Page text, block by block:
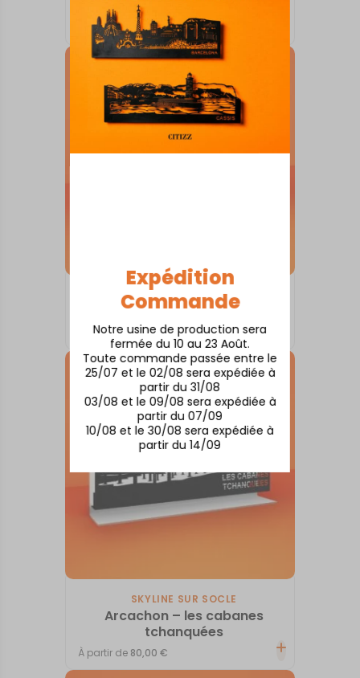
Expédition
Commande
Notre usine de production sera
fermée du 10 au 23 Août.
Toute commande passée entre le
25/07 et le 02/08 sera expédiée à
partir du 31/08
03/08 et le 09/08 sera expédiée à
partir du 07/09
10/08 et le 30/08 sera expédiée à
partir du 14/09
Argenton-sur-Creuse
À partir de80,00€
SKYLINE SUR SOCLE
Amboise
À partir de80,00€
SKYLINE SUR SOCLE
Arcachon – les cabanes
tchanquées
À partir de 80,00€